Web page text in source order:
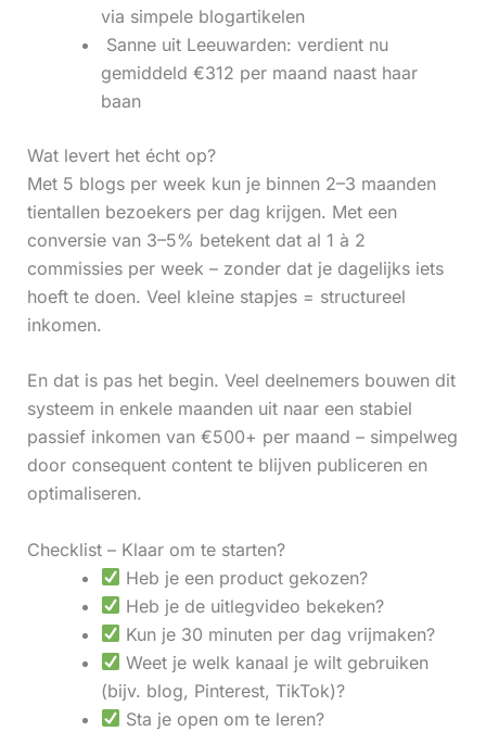
via simpele blogartikelen
‍ Sanne uit Leeuwarden: verdient nu
gemiddeld €312 per maand naast haar
baan
Wat levert het écht op?
Met 5 blogs per week kun je binnen 2–3 maanden
tientallen bezoekers per dag krijgen. Met een
conversie van 3–5% betekent dat al 1 à 2
commissies per week – zonder dat je dagelijks iets
hoeft te doen. Veel kleine stapjes = structureel
inkomen.
En dat is pas het begin. Veel deelnemers bouwen dit
systeem in enkele maanden uit naar een stabiel
passief inkomen van €500+ per maand – simpelweg
door consequent content te blijven publiceren en
optimaliseren.
Checklist – Klaar om te starten?
Heb je een product gekozen?
Heb je de uitlegvideo bekeken?
Kun je 30 minuten per dag vrijmaken?
Weet je welk kanaal je wilt gebruiken
(bijv. blog, Pinterest, TikTok)?
Sta je open om te leren?